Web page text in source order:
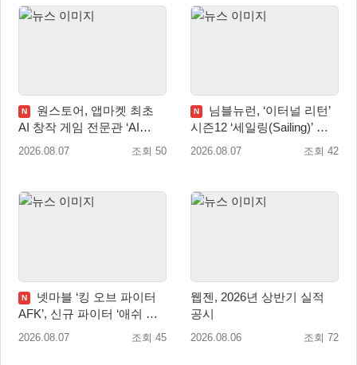
N
원스토어, 앱마켓 최초
AI 창작 게임 전문관 ‘AI
Games’ 오픈
2026.08.07 조회 50
N
님블뉴런, ‘이터널 리턴’
시즌12 ‘세일링(Sailing)’ 프
리시즌 시작
2026.08.07 조회 42
N
넷마블 ‘킹 오브 파이터
AFK’, 신규 파이터 ‘애쉬 크
림존’ 업데이트
2026.08.07 조회 45
웹젠, 2026년 상반기 실적
공시
2026.08.06 조회 72